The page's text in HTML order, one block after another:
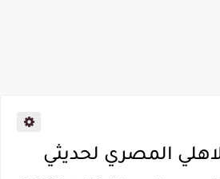
المصري لحديثي